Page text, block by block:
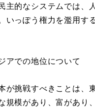
主的なシステムでは、
いっぽう権力を濫用す
での地位について
が挑戦すべきことは
規模があり、富があり